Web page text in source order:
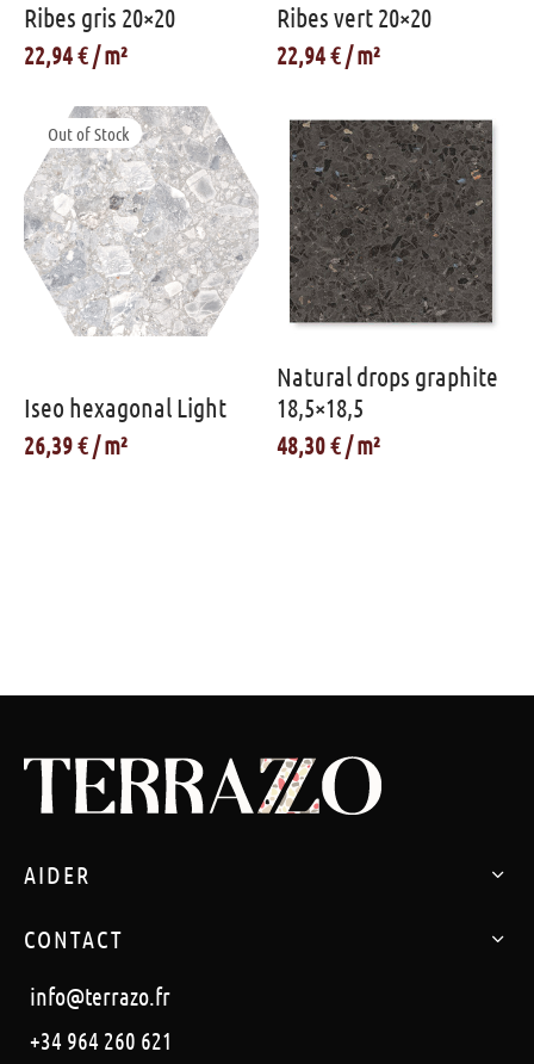
Ribes gris 20×20
22,94€
Ribes vert 20×20
22,94€
Out of Stock
Iseo hexagonal Light
26,39€
Natural drops graphite
18,5×18,5
48,30€
AIDER
CONTACT
info@terrazo.fr
+34 964 260 621